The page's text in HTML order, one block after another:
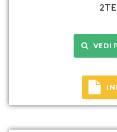
VEDI